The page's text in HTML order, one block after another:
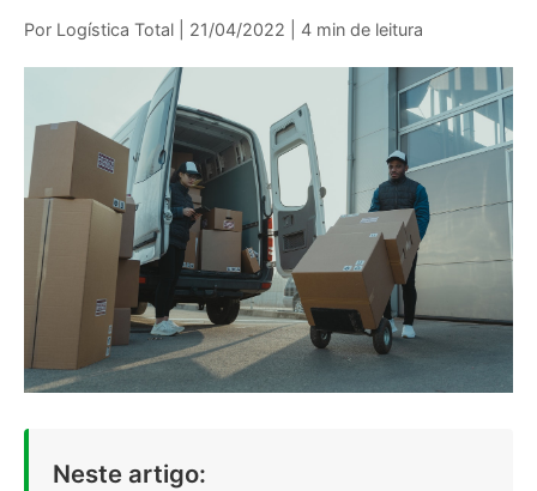
Por Logística Total 21/04/2022 4 min de leitura
Neste artigo: